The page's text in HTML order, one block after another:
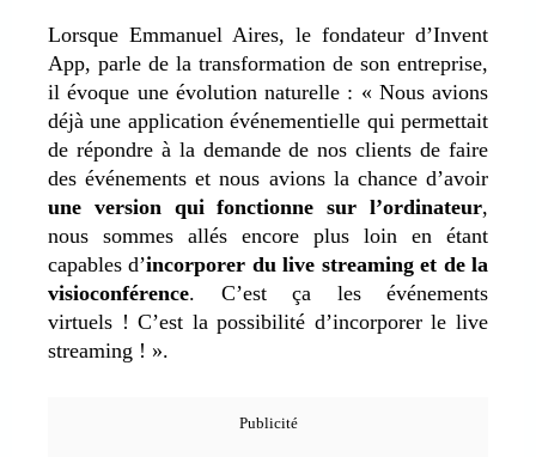
Lorsque Emmanuel Aires, le fondateur d’Invent
App, parle de la transformation de son entreprise,
il évoque une évolution naturelle : « Nous avions
déjà une application événementielle qui permettait
de répondre à la demande de nos clients de faire
des événements et nous avions la chance d’avoir
une version qui fonctionne sur l’ordinateur,
nous sommes allés encore plus loin en étant
capables d’incorporer du live streaming et de la
visioconférence. C’est ça les événements
virtuels ! C’est la possibilité d’incorporer le live
streaming ! ».